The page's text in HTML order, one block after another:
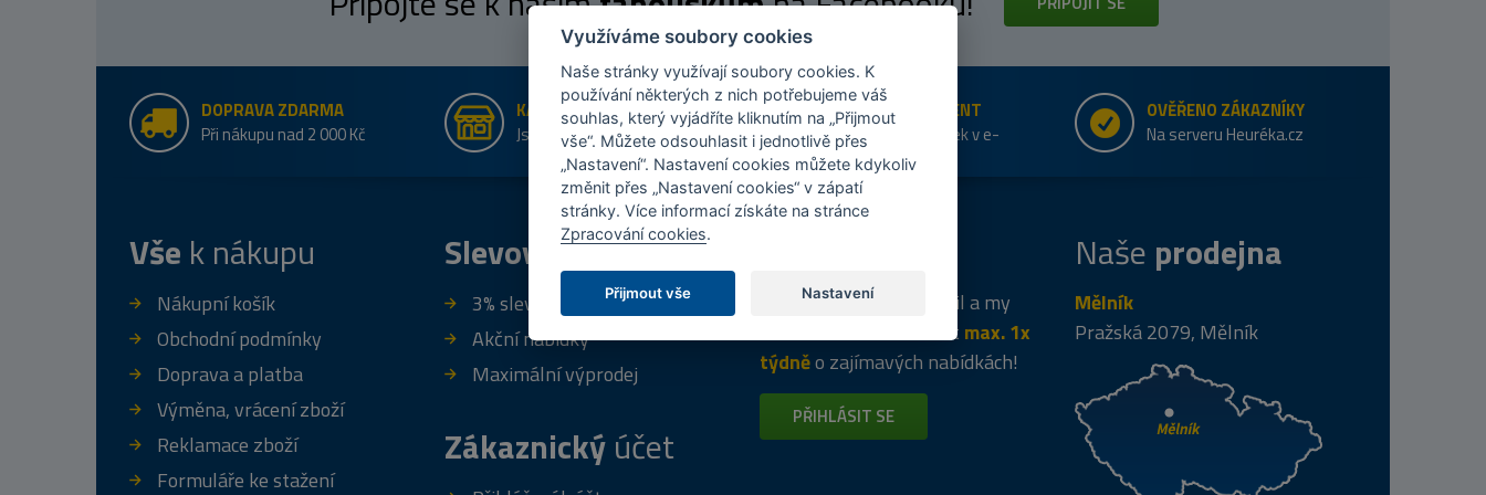
DOPRAVA ZDARMA
Při nákupu nad 2 000 Kč
KAMENNÉ PRODEJNY
Jsme na trhu více než 10 let
ŠIROKÝ SORTIMENT
Přes 20 tis. položek v e-
shopu
OVĚŘENO ZÁKAZNÍKY
Na serveru Heuréka.cz
Vše k nákupu
Nákupní košík
Obchodní podmínky
Doprava a platba
Výměna, vrácení zboží
Reklamace zboží
Formuláře ke stažení
Slevový program
3% sleva za registraci
Akční nabídky
Maximální výprodej
Zákaznickýúčet
Napište nám svůj e-mail a my
vás budeme informovat max. 1x
týdněo zajímavých nabídkách!
PŘIHLÁSIT SE
Naše prodejna
Mělník
Pražská 2079, Mělník
Využíváme soubory cookies
Naše stránky využívají soubory cookies. K
používání některých z nich potřebujeme váš
souhlas, který vyjádříte kliknutím na „Přijmout
vše“. Můžete odsouhlasit i jednotlivě přes
„Nastavení“. Nastavení cookies můžete kdykoliv
změnit přes „Nastavení cookies“ v zápatí
stránky. Více informací získáte na stránce
Zpracování cookies.
Přijmout vše Nastavení